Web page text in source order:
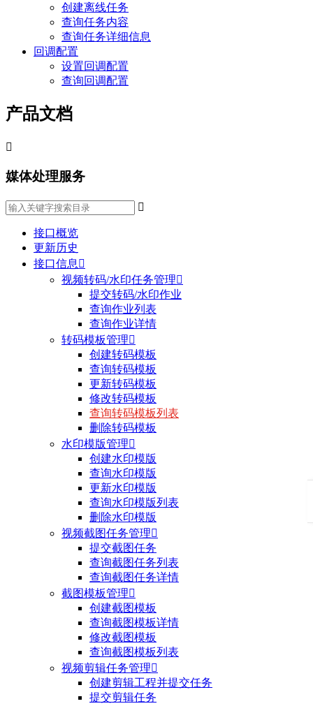
创建离线任务
查询任务内容
查询任务详细信息
回调配置
设置回调配置
查询回调配置
产品文档

媒体处理服务

接口概览
更新历史
接口信息 
视频转码/水印任务管理
提交转码/水印作业
查询作业列表
查询作业详情
转码模板管理
创建转码模板
查询转码模板
更新转码模板
修改转码模板
查询转码模板列表
删除转码模板
水印模版管理
创建水印模版
查询水印模版
更新水印模版
查询水印模版列表
删除水印模版
视频截图任务管理
提交截图任务
查询截图任务列表
查询截图任务详情
截图模板管理
创建截图模板
查询截图模板详情
修改截图模板
查询截图模板列表
视频剪辑任务管理
创建剪辑工程并提交任务
提交剪辑任务